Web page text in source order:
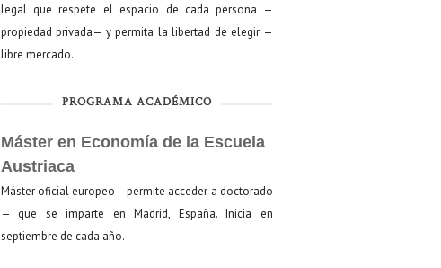
legal que respete el espacio de cada persona —
propiedad privada— y permita la libertad de elegir —
libre mercado.
PROGRAMA ACADÉMICO
Máster en Economía de la Escuela
Austriaca
Máster oficial europeo —permite acceder a doctorado
— que se imparte en Madrid, España. Inicia en
septiembre de cada año.